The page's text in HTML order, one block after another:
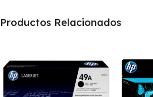
Productos Relacionados